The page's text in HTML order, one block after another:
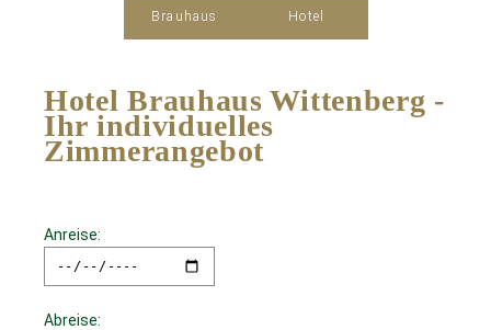
Brauhaus Hotel
Hotel Brauhaus Wittenberg -
Ihr individuelles
Zimmerangebot
Anreise:
Abreise: